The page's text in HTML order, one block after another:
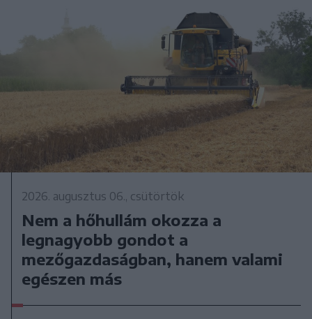
2026. augusztus 06., csütörtök
Nem a hőhullám okozza a
legnagyobb gondot a
mezőgazdaságban, hanem valami
egészen más